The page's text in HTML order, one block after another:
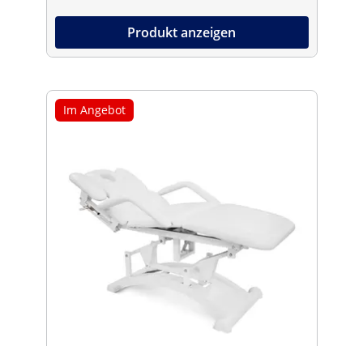
Produkt anzeigen
Im Angebot